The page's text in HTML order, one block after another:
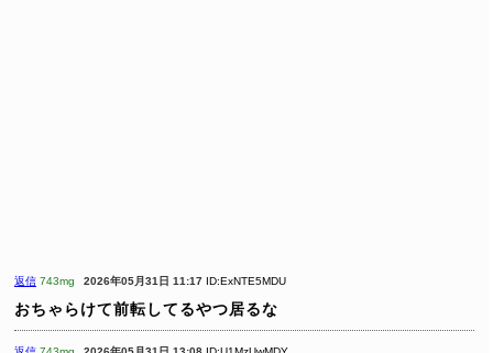
返信 743mg 2026年05月31日 11:17 ID:ExNTE5MDU
おちゃらけて前転してるやつ居るな